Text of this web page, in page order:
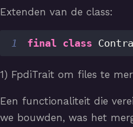
Extenden van de class:
1 final class
1) FpdiTrait om files te
Een functionaliteit die
we bouwden, was het